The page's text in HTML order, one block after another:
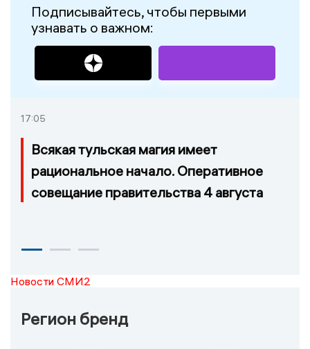
Подписывайтесь, чтобы первыми
узнавать о важном:
17:05
Всякая тульская магия имеет
рациональное начало. Оперативное
совещание правительства 4 августа
Новости СМИ2
Регион бренд